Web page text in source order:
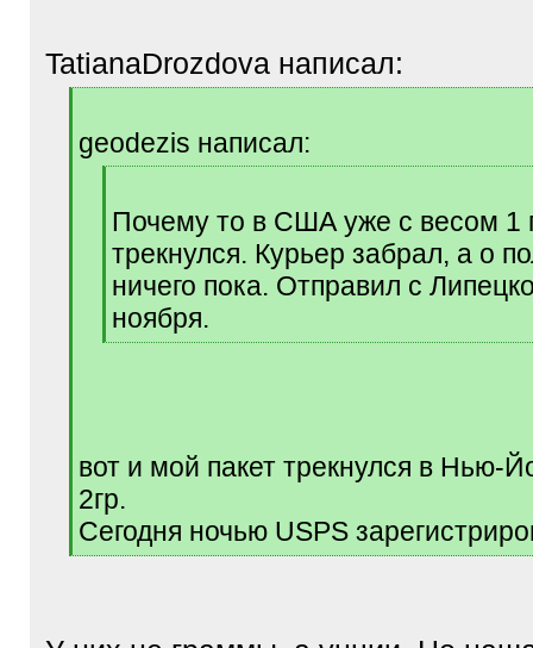
TatianaDrozdova написал:
]geodezis написал:
Почему то в США уже с весом 1
трекнулся. Курьер забрал, а о
ничего пока. Отправил с
ноября.
[
вот и мой пакет трекнулся в Нью-
2гр.
Сегодня ночью USPS
[